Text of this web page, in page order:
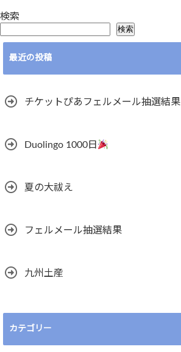
検索
検索
最近の投稿
チケットぴあフェルメール抽選結果
Duolingo 1000日
夏の大祓え
フェルメール抽選結果
九州土産
カテゴリー